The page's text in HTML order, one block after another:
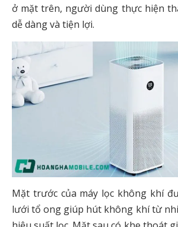
ở mặt trên, người dùng thực hiện
dễ dàng và tiện lợi.
Mặt trước của máy lọc không khí
lưới tổ ong giúp hút không khí từ